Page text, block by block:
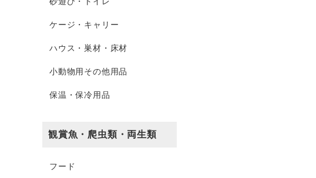
ケージ・キャリー
ハウス・巣材・床材
小動物用その他用品
保温・保冷用品
観賞魚・爬虫類・両生類
フード